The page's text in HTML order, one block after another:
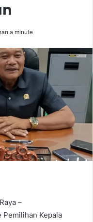
a minute
–
Pemilihan Kepala